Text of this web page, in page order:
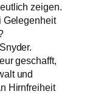
zeigen.
Gelegenheit
geschafft,
und
Hirnfreiheit